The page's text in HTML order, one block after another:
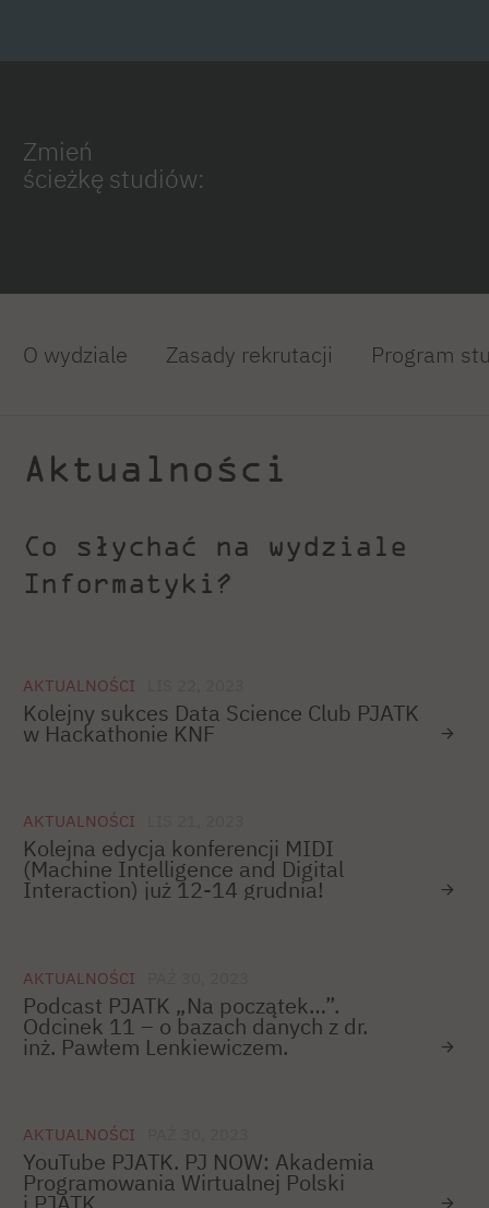
Zmień
ścieżkę studiów:
O wydziale Zasady rekrutacji Program
Aktualności
Co słychać na wydziale
Informatyki?
AKTUALNOŚCI
Kolejny sukces Data Science Club PJATK
w Hackathonie KNF
AKTUALNOŚCI
Kolejna edycja konferencji MIDI
(Machine Intelligence and Digital
Interaction) już 12-14 grudnia!
AKTUALNOŚCI
Podcast PJATK „Na początek…”.
Odcinek 11 – o bazach danych z dr.
inż. Pawłem Lenkiewiczem.
AKTUALNOŚCI
YouTube PJATK. PJ NOW: Akademia
Programowania Wirtualnej Polski